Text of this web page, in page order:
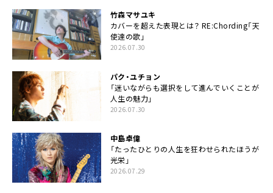
竹森マサユキ
カバーを超えた表現とは？ RE:Chording「天
使達の歌」
2026.07.30
パク・ユチョン
「迷いながらも選択をして進んでいくことが
人生の魅力」
2026.07.30
中島卓偉
「たったひとりの人生を狂わせられたほうが
光栄」
2026.07.29